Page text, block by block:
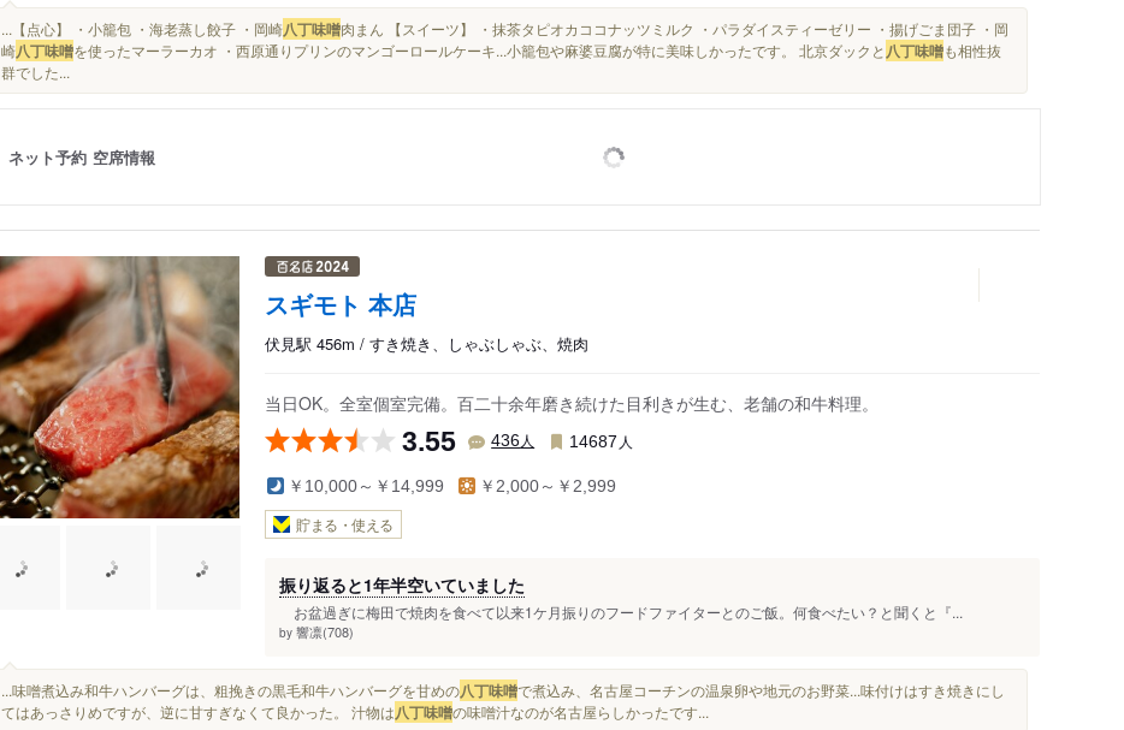
...【点心】 ・小籠包 ・海老蒸し餃子 ・岡崎八丁味噌肉まん 【スイーツ】 ・抹茶タピオカココナッツミルク ・パラダイスティーゼリー ・揚げごま団子 ・岡
崎八丁味噌を使ったマーラーカオ ・西原通りプリンのマンゴーロールケーキ...小籠包や麻婆豆腐が特に美味しかったです。 北京ダックと 八丁味噌も相性抜
群でした...
ネット予約 空席情報
スギモト 本店
伏見駅 456m / すき焼き、しゃぶしゃぶ、焼肉
当日OK。全室個室完備。百二十余年磨き続けた目利きが生む、老舗の和牛料理。
3.55 436人 14687 人
￥10,000～￥14,999 ￥2,000～￥2,999
貯まる・使える
振り返ると1年半空いていました
お盆過ぎに梅田で焼肉を食べて以来1ケ月振りのフードファイターとのご飯。何食べたい？と聞くと『...
by 響凛(708)
...味噌煮込み和牛ハンバーグは、粗挽きの黒毛和牛ハンバーグを甘めの八丁味噌で煮込み、名古屋コーチンの温泉卵や地元のお野菜...味付けはすき焼きにし
てはあっさりめですが、逆に甘すぎなくて良かった。 汁物は八丁味噌の味噌汁なのが名古屋らしかったです...